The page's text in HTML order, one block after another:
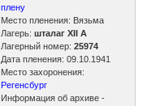
плену
Место пленения: Вязьма
Лагерь:шталаг XII A
Лагерный номер:25974
Дата пленения: 09.10.1941
Место захоронения:
Регенсбург
Информация об архиве -